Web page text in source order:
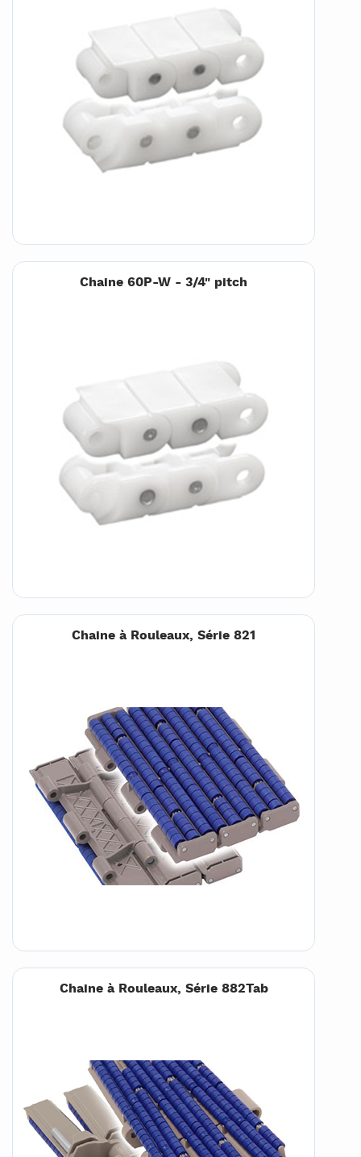
Chaine 60P-W - 3/4" pitch
Chaine à Rouleaux, Série 821
Chaine à Rouleaux, Série 882Tab